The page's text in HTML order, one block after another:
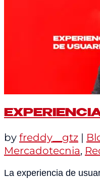
by freddy__gtz |
Mercadotecnia,
La experiencia de